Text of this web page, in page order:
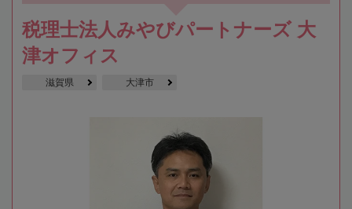
税理士法人みやびパートナーズ 大
津オフィス
滋賀県 大津市